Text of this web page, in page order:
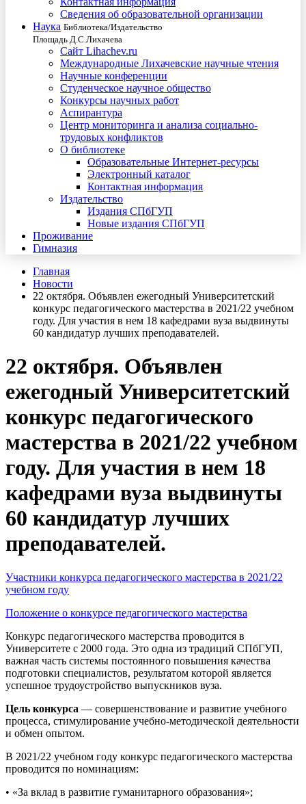
Сведения об образовательной организации
Наука Библиотека/Издательство
Площадь Д.С.Лихачева
Сайт Lihachev.ru
Международные Лихачевские научные чтения
Научные конференции
Студенческое научное общество
Конкурсы научных работ
Аспирантура
Центр мониторинга и анализа социально-
трудовых конфликтов
О библиотеке
Образовательные Интернет-ресурсы
Электронный каталог
Контактная информация
Издательство
Издания СПбГУП
Новые издания СПбГУП
Проживание
Гимназия
Главная
Новости
22 октября. Объявлен ежегодный Университетский
конкурс педагогического мастерства в 2021/22 учебном
году. Для участия в нем 18 кафедрами вуза выдвинуты
60 кандидатур лучших преподавателей.
22 октября. Объявлен
ежегодный Университетский
конкурс педагогического
мастерства в 2021/22 учебном
году. Для участия в нем 18
кафедрами вуза выдвинуты
60 кандидатур лучших
преподавателей.
Участники конкурса педагогического мастерства в 2021/22
учебном году
Положение о конкурсе педагогического мастерства
Конкурс педагогического мастерства проводится в
Университете с 2000 года. Это одна из традиций СПбГУП,
важная часть системы постоянного повышения качества
подготовки специалистов, результатом которой является
успешное трудоустройство выпускников вуза.
Цель конкурса — совершенствование и развитие учебного
процесса, стимулирование учебно-методической деятельности
и обмен опытом.
В 2021/22 учебном году конкурс педагогического мастерства
проводится по номинациям:
• «За вклад в развитие гуманитарного образования»;